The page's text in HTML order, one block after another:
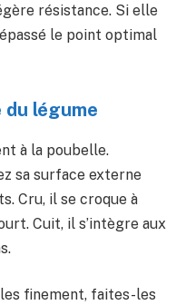
résistance. Si elle
le point optimal
légume
à la poubelle.
sa surface externe
Cru, il se croque à
Cuit, il s’intègre aux
finement, faites-les